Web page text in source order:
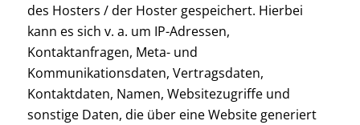
des Hosters / der Hoster gespeichert. Hierbei
kann es sich v. a. um IP-Adressen,
Kontaktanfragen, Meta- und
Kommunikationsdaten, Vertragsdaten,
Kontaktdaten, Namen, Websitezugriffe und
sonstige Daten, die über eine Website generiert